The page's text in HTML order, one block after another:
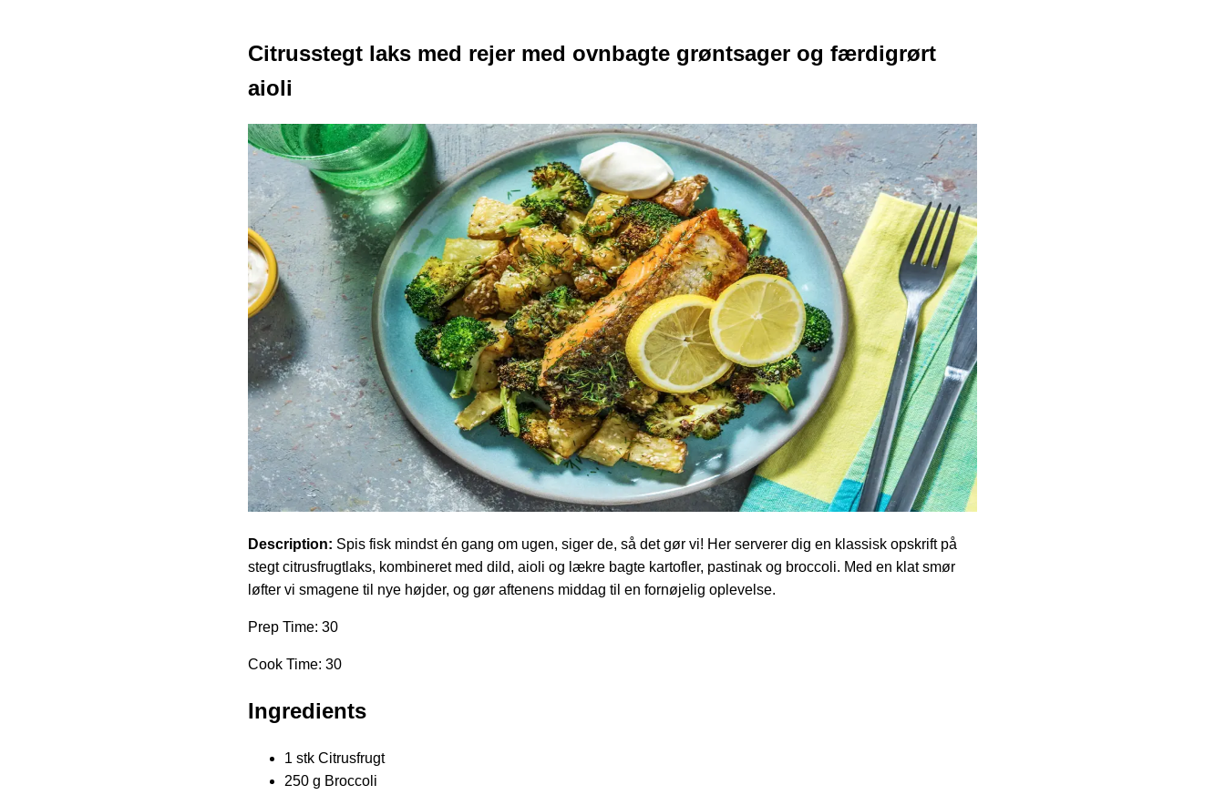
Citrusstegt laks med rejer med ovnbagte grøntsager og færdigrørt
aioli
Description: Spis fisk mindst én gang om ugen, siger de, så det gør vi! Her serverer dig en klassisk opskrift på
stegt citrusfrugtlaks, kombineret med dild, aioli og lækre bagte kartofler, pastinak og broccoli. Med en klat smør
løfter vi smagene til nye højder, og gør aftenens middag til en fornøjelig oplevelse.
Prep Time: 30
Cook Time: 30
Ingredients
1 stk Citrusfrugt
250 g Broccoli